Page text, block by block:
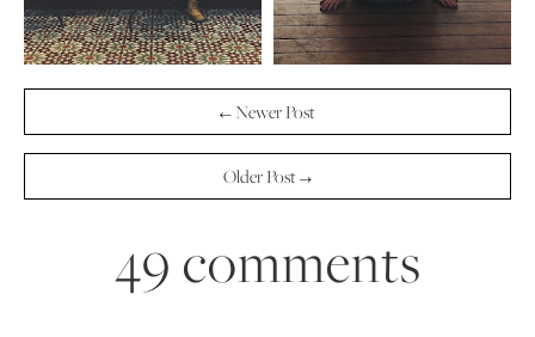
← Newer Post
Older Post →
49 comments